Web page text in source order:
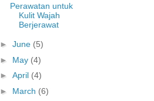
Perawatan untuk
Kulit Wajah
Berjerawat
► June (5)
► May (4)
► April (4)
► March (6)